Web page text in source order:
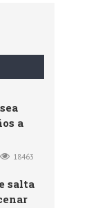
a
18463
salta